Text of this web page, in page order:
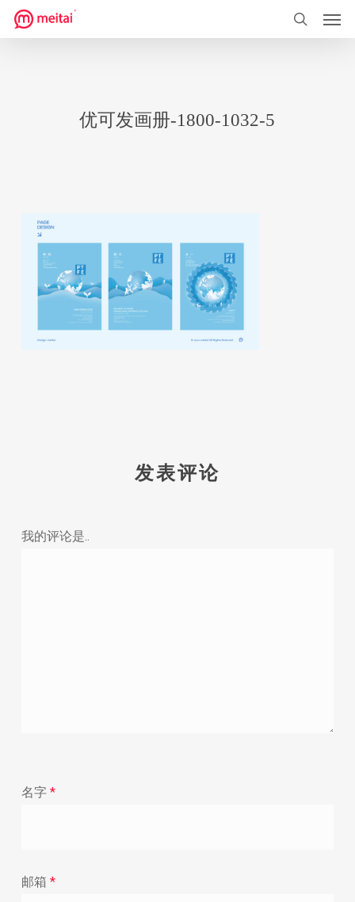
到
搜索
优可发画册-1800-1032-5
发表评论
我的评论是..
名字 *
邮箱 *